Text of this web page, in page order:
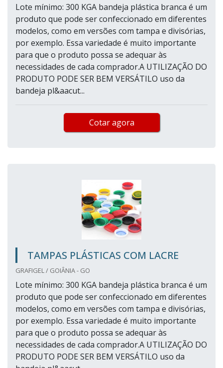
Lote mínimo: 300 KGA bandeja plástica branca é um
produto que pode ser confeccionado em diferentes
modelos, como em versões com tampa e divisórias,
por exemplo. Essa variedade é muito importante
para que o produto possa se adequar às
necessidades de cada comprador.A UTILIZAÇÃO DO
PRODUTO PODE SER BEM VERSÁTILO uso da
bandeja pl&aacut...
Cotar agora
TAMPAS PLÁSTICAS COM LACRE
GRAFIGEL / GOIÂNIA - GO
Lote mínimo: 300 KGA bandeja plástica branca é um
produto que pode ser confeccionado em diferentes
modelos, como em versões com tampa e divisórias,
por exemplo. Essa variedade é muito importante
para que o produto possa se adequar às
necessidades de cada comprador.A UTILIZAÇÃO DO
PRODUTO PODE SER BEM VERSÁTILO uso da